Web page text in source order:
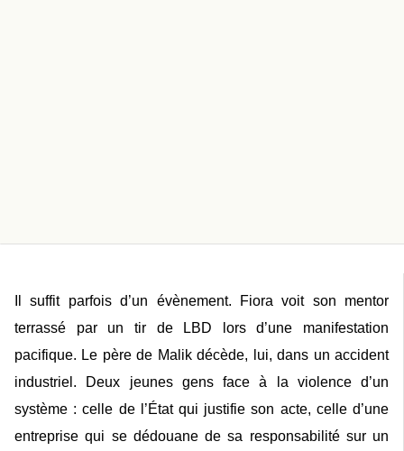
Il suffit parfois d’un évènement. Fiora voit son mentor
terrassé par un tir de LBD lors d’une manifestation
pacifique. Le père de Malik décède, lui, dans un accident
industriel. Deux jeunes gens face à la violence d’un
système : celle de l’État qui justifie son acte, celle d’une
entreprise qui se dédouane de sa responsabilité sur un